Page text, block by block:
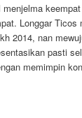
Longgar Ticos
2014, nan
pasti
memimpin